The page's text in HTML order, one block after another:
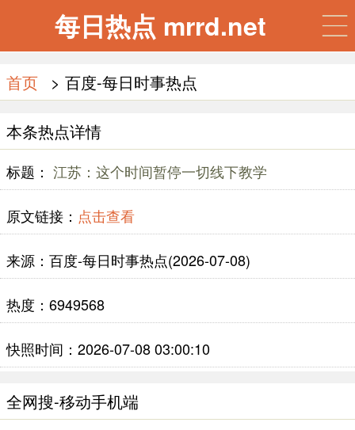
每日热点 mrrd.net
首页 > 百度-每日时事热点
本条热点详情
标题： 江苏：这个时间暂停一切线下教学
原文链接： 点击查看
来源：百度-每日时事热点(2026-07-08)
热度：6949568
快照时间：2026-07-08 03:00:10
全网搜-移动手机端